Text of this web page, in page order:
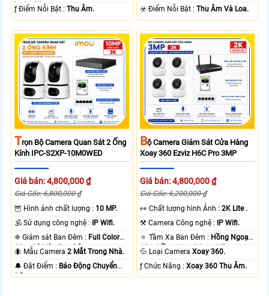
loại + Nhựa.
️ƒ Điểm Nỗi Bật :Thu Âm.
️☣️ Điểm Nỗi Bật :Thu Âm Và Loa.
TRọn Bộ Camera Quan Sát 2 Ống
Kính IPC-S2XP-10M0WED
Giá bán: 4,800,000 ₫
Giá Gốc: 6,800,000 ₫
🦉 Hình ảnh chất lượng : 10 MP.
🕉️ Sử dụng công nghệ :
IP Wifi.
❈ Giám sát Ban Đêm : Full Color
20m Có Màu Ban Ðêm.
🐜 Mẫu Camera2 Mắt Trong Nhà.
️🔔 Đặt Điểm : Báo Động Chuyển
Động.
BỘ Camera Giám Sát Cửa Hàng
Xoay 360 Ezviz H6C Pro 3MP
Giá bán: 4,800,000 ₫
Giá Gốc: 6,200,000 ₫
️👀 Chất lượng hình Ảnh :2K Lite .
⚒ Camera Công nghệ :
IP Wifi.
🔅 Tầm Xa Ban Đêm : Hồng Ngoại
10m Hồng Ngoại Smart IR.
💦 Loại CameraXoay 360.
️ƒ Chức Năng :Xoay 360 Thu Âm.